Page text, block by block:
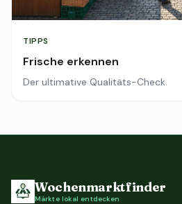
TIPPS
Frische erkennen
Der ultimative Qualitäts-Check.
Wochenmarktfinder
Märkte lokal entdecken